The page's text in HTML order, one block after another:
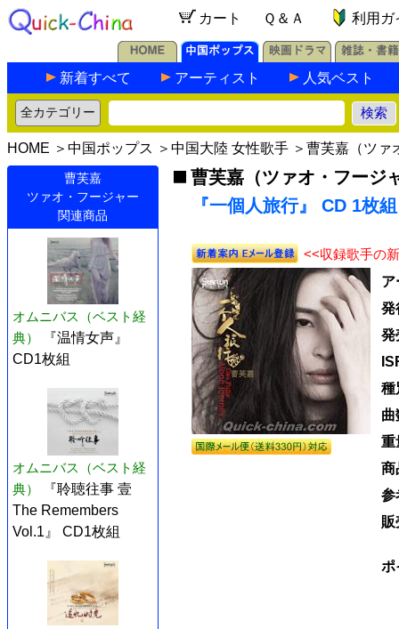
カート Ｑ＆Ａ 利用ガ
新着すべて アーティスト 人気ベスト
HOME ＞ 中国ポップス ＞ 中国大陸 女性歌手 ＞ 曹芙嘉（ツァ
曹芙嘉
ツァオ・フージャー
関連商品
オムニバス（ベスト経
典）
『温情女声』
CD1枚組
オムニバス（ベスト経
典）
『聆聴往事 壹
The Remembers
Vol.1』 CD1枚組
曹芙嘉（ツァオ・フージ
『一個人旅行』 CD 1枚組
<<収録歌手の
ア
発
発
種
曲
重
商
参
販
ポ